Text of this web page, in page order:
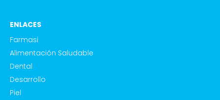
ENLACES
Farmasi
Alimentación Saludable
Dental
Desarrollo
Piel